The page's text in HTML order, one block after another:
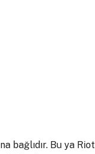
bağlıdır. Bu ya Riot